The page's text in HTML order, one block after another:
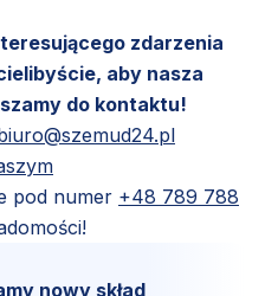
zdarzenia
aby nasza
do kontaktu!
pod numer +48 789 788
nowy skład